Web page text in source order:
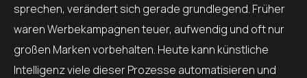
sprechen, verändert sich gerade grundlegend. Früher
waren Werbekampagnen teuer, aufwendig und oft nur
großen Marken vorbehalten. Heute kann künstliche
Intelligenz viele dieser Prozesse automatisieren und